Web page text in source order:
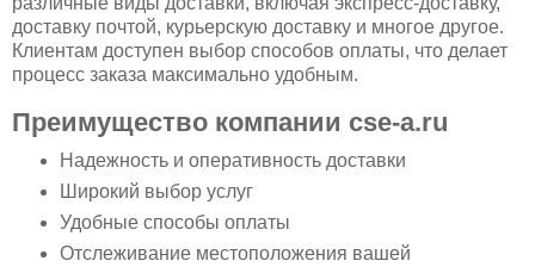
доставку почтой, курьерскую доставку и многое другое.
Клиентам доступен выбор способов оплаты, что делает
процесс заказа максимально удобным.
Преимущество компании cse-a.ru
Надежность и оперативность доставки
Широкий выбор услуг
Удобные способы оплаты
Отслеживание местоположения вашей